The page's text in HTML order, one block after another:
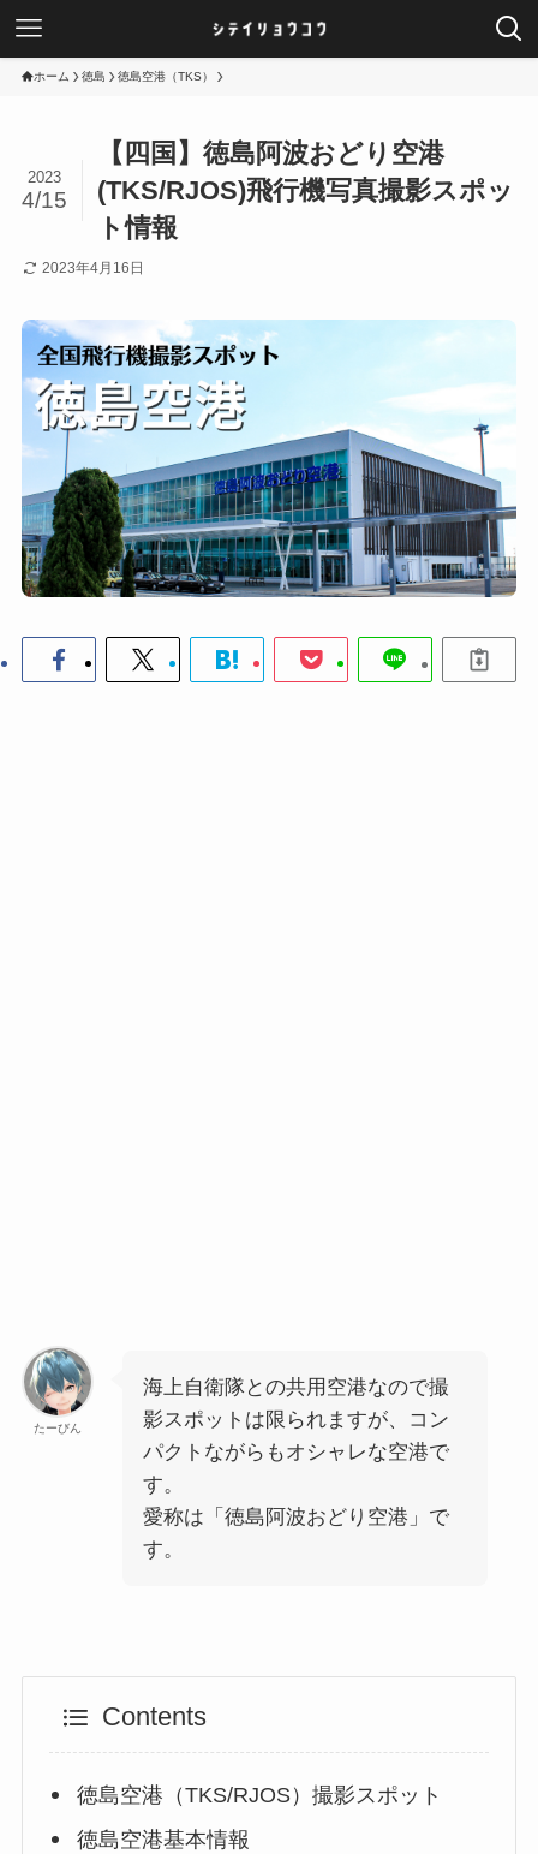
ホーム 徳島 徳島空港（TKS）
【四国】徳島阿波おどり空港
(TKS/RJOS)飛行機写真撮影スポッ
ト情報
2023
4/15
2023年4月16日
たーびん
海上自衛隊との共用空港なので撮
影スポットは限られますが、コン
パクトながらもオシャレな空港で
す。
愛称は「徳島阿波おどり空港」で
す。
Contents
徳島空港（TKS/RJOS）撮影スポット
徳島空港基本情報